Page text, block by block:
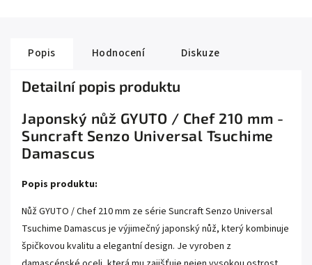
Popis Hodnocení Diskuze
Detailní popis produktu
Japonský nůž GYUTO / Chef 210 mm -
Suncraft Senzo Universal Tsuchime
Damascus
Popis produktu:
Nůž GYUTO / Chef 210 mm ze série Suncraft Senzo Universal
Tsuchime Damascus je výjimečný japonský nůž, který kombinuje
špičkovou kvalitu a elegantní design. Je vyroben z